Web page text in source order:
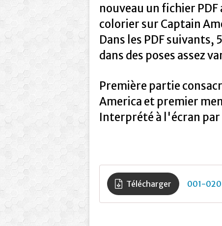
nouveau un fichier PDF
colorier sur Captain
Dans les PDF suivants,
dans des poses assez
Première partie
America et premier
Interprété à l'écran par
Télécharger 001-020